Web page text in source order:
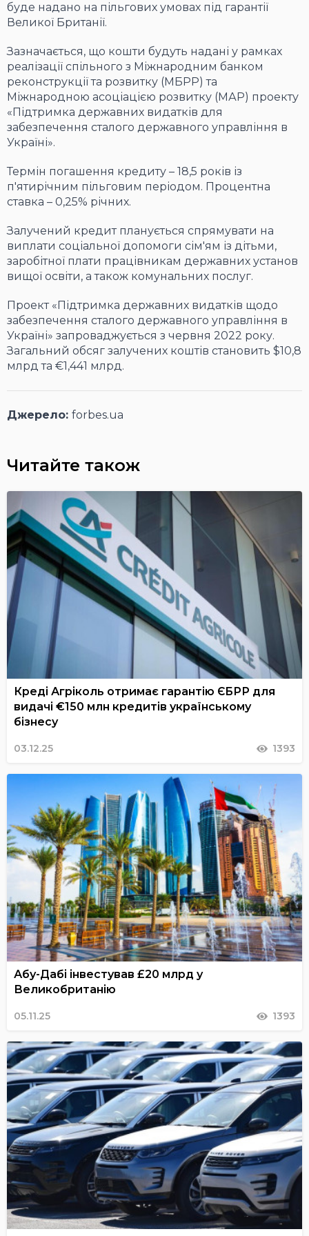
буде надано на пільгових умовах під гарантії
Великої Британії.
Зазначається, що кошти будуть надані у рамках
реалізації спільного з Міжнародним банком
реконструкції та розвитку (МБРР) та
Міжнародною асоціацією розвитку (МАР) проекту
«Підтримка державних видатків для
забезпечення сталого державного управління в
Україні».
Термін погашення кредиту – 18,5 років із
п'ятирічним пільговим періодом. Процентна
ставка – 0,25% річних.
Залучений кредит планується спрямувати на
виплати соціальної допомоги сім'ям із дітьми,
заробітної плати працівникам державних установ
вищої освіти, а також комунальних послуг.
Проект «Підтримка державних видатків щодо
забезпечення сталого державного управління в
Україні» запроваджується з червня 2022 року.
Загальний обсяг залучених коштів становить $10,8
млрд та €1,441 млрд.
Джерело: forbes.ua
Читайте також
Креді Агріколь отримає гарантію ЄБРР для
видачі €150 млн кредитів українському
бізнесу
03.12.25 1393
Абу-Дабі інвестував £20 млрд у
Великобританію
05.11.25 1393